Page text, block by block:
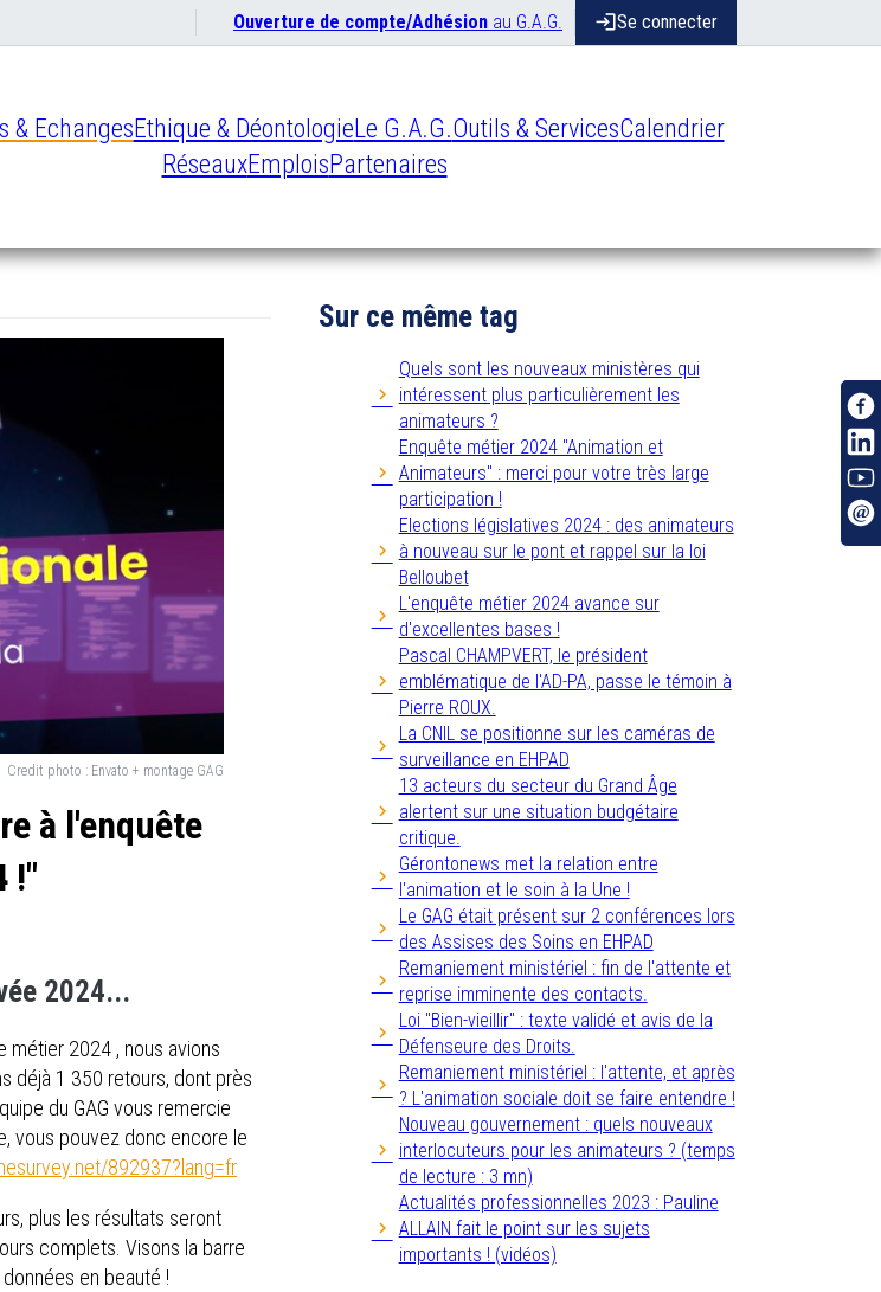
Ouverture de compte/Adhésion au G.A.G. loginSe connecter
& EchangesEthique & DéontologieLe G.A.G.Outils & ServicesCalendrier
RéseauxEmploisPartenaires
Credit photo : Envato + montage GAG
à l'enquête
!"
2024...
métier 2024 , nous avions
déjà 1 350 retours, dont près
du GAG vous remercie
vous pouvez donc encore le
892937?lang=fr
plus les résultats seront
complets. Visons la barre
en beauté !
Sur ce même tag
Quels sont les nouveaux ministères qui
intéressent plus particulièrement les
animateurs ?
Enquête métier 2024 "Animation et
Animateurs" : merci pour votre très large
participation !
Elections législatives 2024 : des animateurs
à nouveau sur le pont et rappel sur la loi
Belloubet
L'enquête métier 2024 avance sur
d'excellentes bases !
Pascal CHAMPVERT, le président
emblématique de l'AD-PA, passe le témoin à
Pierre ROUX.
La CNIL se positionne sur les caméras de
surveillance en EHPAD
13 acteurs du secteur du Grand Âge
alertent sur une situation budgétaire
critique.
Gérontonews met la relation entre
l'animation et le soin à la Une !
Le GAG était présent sur 2 conférences lors
des Assises des Soins en EHPAD
Remaniement ministériel : fin de l'attente et
reprise imminente des contacts.
Loi "Bien-vieillir" : texte validé et avis de la
Défenseure des Droits.
Remaniement ministériel : l'attente, et après
? L'animation sociale doit se faire entendre !
Nouveau gouvernement : quels nouveaux
interlocuteurs pour les animateurs ? (temps
de lecture : 3 mn)
Actualités professionnelles 2023 : Pauline
ALLAIN fait le point sur les sujets
importants ! (vidéos)